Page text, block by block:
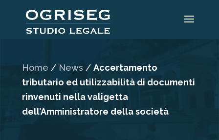
Home / News / Accertamento
tributario ed utilizzabilità di documenti
rinvenuti nella valigetta
dell’Amministratore della società